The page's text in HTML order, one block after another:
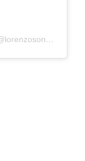
Un post condiviso da Lorenzo Sonego (@lorenzosonego)